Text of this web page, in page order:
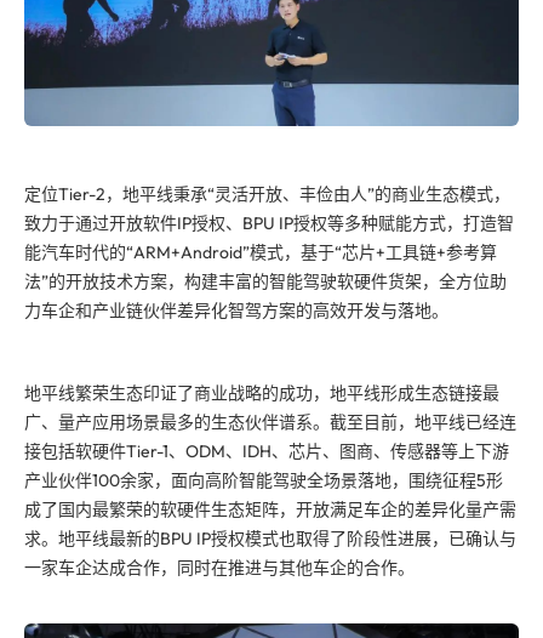
定位Tier-2，地平线秉承“灵活开放、丰俭由人”的商业生态模式，
致力于通过开放软件IP授权、BPU IP授权等多种赋能方式，打造智
能汽车时代的“ARM+Android”模式，基于“芯片+工具链+参考算
法”的开放技术方案，构建丰富的智能驾驶软硬件货架，全方位助
力车企和产业链伙伴差异化智驾方案的高效开发与落地。
地平线繁荣生态印证了商业战略的成功，地平线形成生态链接最
广、量产应用场景最多的生态伙伴谱系。截至目前，地平线已经连
接包括软硬件Tier-1、ODM、IDH、芯片、图商、传感器等上下游
产业伙伴100余家，面向高阶智能驾驶全场景落地，围绕征程5形
成了国内最繁荣的软硬件生态矩阵，开放满足车企的差异化量产需
求。地平线最新的BPU IP授权模式也取得了阶段性进展，已确认与
一家车企达成合作，同时在推进与其他车企的合作。